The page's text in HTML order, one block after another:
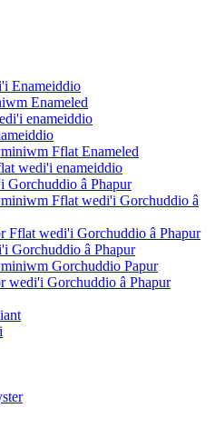
Enameiddio
Enameled
enameiddio
Fflat Enameled
wedi'i enameiddio
â Phapur
Fflat wedi'i Gorchuddio â
Fflat wedi'i Gorchuddio â Phapur
Gorchuddio â Phapur
Gorchuddio Papur
wedi'i Gorchuddio â Phapur